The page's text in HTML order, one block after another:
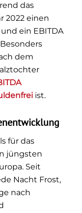
das
2022 einen
ein EBITDA
dem
ist.
für das
jüngsten
Seit
Nacht Frost,
nach